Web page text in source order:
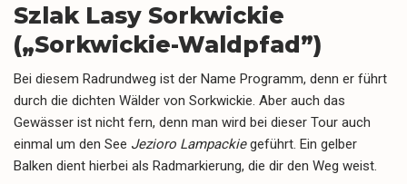
Szlak Lasy Sorkwickie
(„Sorkwickie-Waldpfad”)
Bei diesem Radrundweg ist der Name Programm, denn er führt
durch die dichten Wälder von Sorkwickie. Aber auch das
Gewässer ist nicht fern, denn man wird bei dieser Tour auch
einmal um den See Jezioro Lampackiegeführt. Ein gelber
Balken dient hierbei als Radmarkierung, die dir den Weg weist.